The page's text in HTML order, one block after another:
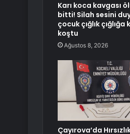
Karı koca kavgası
bitti! Silah sesini
çocuk çığlık
koştu
Ağustos 8, 2026
Çayırova’da